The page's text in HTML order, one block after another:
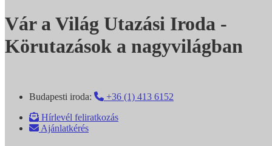
Vár a Világ Utazási Iroda -
Körutazások a nagyvilágban
Budapesti iroda:
+36 (1) 413 6152
Hírlevél feliratkozás
Ajánlatkérés